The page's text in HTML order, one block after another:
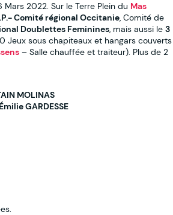
2022. Sur le Terre Plein du Mas
Comité régional Occitanie, Comité de
Doublettes Feminines, mais aussi le 3
Jeux sous chapiteaux et hangars couverts
– Salle chauffée et traiteur). Plus de 2
MOLINAS
GARDESSE